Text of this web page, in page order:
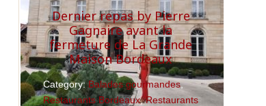
Dernier repas by Pierre
Gagnaire avant la
fermeture de La Grande
Maison Bordeaux
Category:Balades gourmandes,
Restaurants Bordeaux,Restaurants